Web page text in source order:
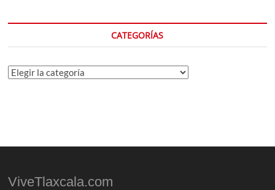
CATEGORÍAS
Categorías
ViveTlaxcala.com